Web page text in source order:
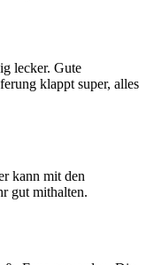
lecker. Gute
klappt super, alles
kann mit den
gut mithalten.